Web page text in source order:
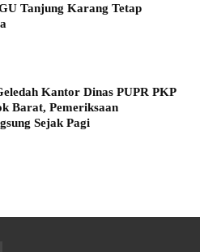
Tanjung Karang Tetap
Kantor Dinas PUPR PKP
Barat, Pemeriksaan
Sejak Pagi